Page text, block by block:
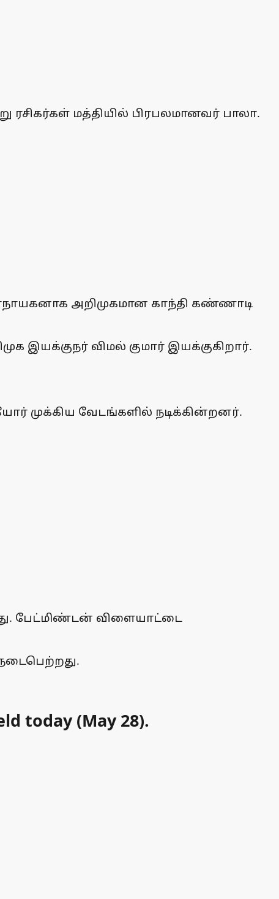
ரசிகர்கள் மத்தியில் பிரபலமானவர் பாலா.
அறிமுகமான காந்தி கண்ணாடி
இயக்குநர் விமல் குமார் இயக்குகிறார்.
முக்கிய வேடங்களில் நடிக்கின்றனர்.
பேட்மிண்டன் விளையாட்டை
today (May 28).